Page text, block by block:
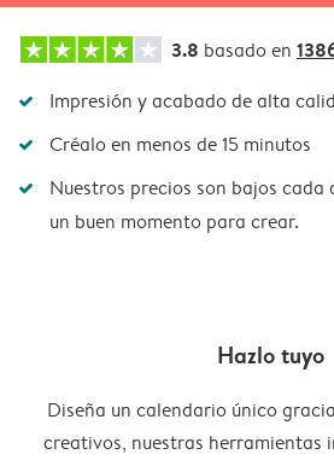
3.8 basado en
Impresión y acabado de alta
Créalo en menos de 15 minutos
Nuestros precios son bajos cada
un buen momento para crear.
Hazlo tuyo
Diseña un calendario único
creativos, nuestras herramientas